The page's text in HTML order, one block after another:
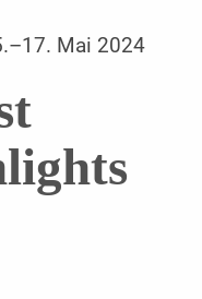
Mai 2024